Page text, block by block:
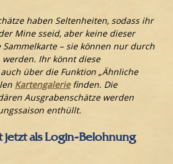
haben Seltenheiten, sodass ihr
Mine sseid, aber keine dieser
– sie können nur durch
Ihr könnt diese
über die Funktion „Ähnliche
Kartengaleriefinden. Die
Ausgrabenschätze werden
enthüllt.
jetzt als Login-Belohnung